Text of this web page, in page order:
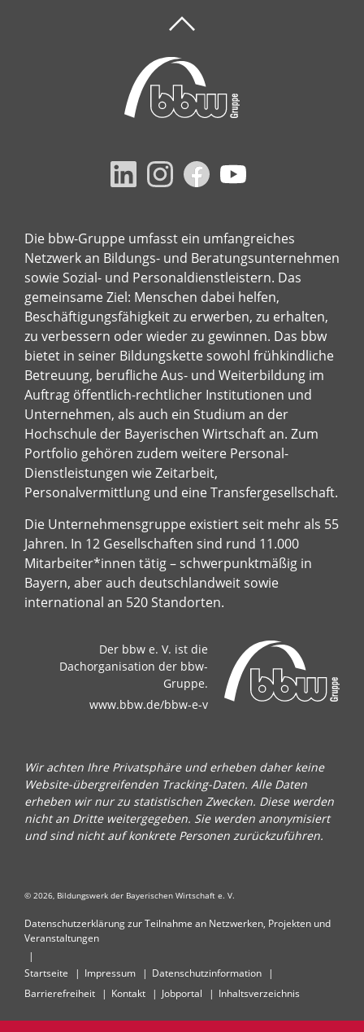
Die bbw-Gruppe umfasst ein umfangreiches
Netzwerk an Bildungs- und Beratungsunternehmen
sowie Sozial- und Personaldienstleistern. Das
gemeinsame Ziel: Menschen dabei helfen,
Beschäftigungsfähigkeit zu erwerben, zu erhalten,
zu verbessern oder wieder zu gewinnen. Das bbw
bietet in seiner Bildungskette sowohl frühkindliche
Betreuung, berufliche Aus- und Weiterbildung im
Auftrag öffentlich-rechtlicher Institutionen und
Unternehmen, als auch ein Studium an der
Hochschule der Bayerischen Wirtschaft an. Zum
Portfolio gehören zudem weitere Personal-
Dienstleistungen wie Zeitarbeit,
Personalvermittlung und eine Transfergesellschaft.
Die Unternehmensgruppe existiert seit mehr als 55
Jahren. In 12 Gesellschaften sind rund 11.000
Mitarbeiter*innen tätig – schwerpunktmäßig in
Bayern, aber auch deutschlandweit sowie
international an 520 Standorten.
Der bbw e. V. ist die
Dachorganisation der bbw-
Gruppe.
www.bbw.de/bbw-e-v
Wir achten Ihre Privatsphäre und erheben daher keine
Website-übergreifenden Tracking-Daten. Alle Daten
erheben wir nur zu statistischen Zwecken. Diese werden
nicht an Dritte weitergegeben. Sie werden anonymisiert
und sind nicht auf konkrete Personen zurückzuführen.
© 2026, Bildungswerk der Bayerischen Wirtschaft e. V.
Datenschutzerklärung zur Teilnahme an Netzwerken, Projekten und
Veranstaltungen
Startseite Impressum
Datenschutzinformation
Barrierefreiheit
Kontakt Jobportal Inhaltsverzeichnis